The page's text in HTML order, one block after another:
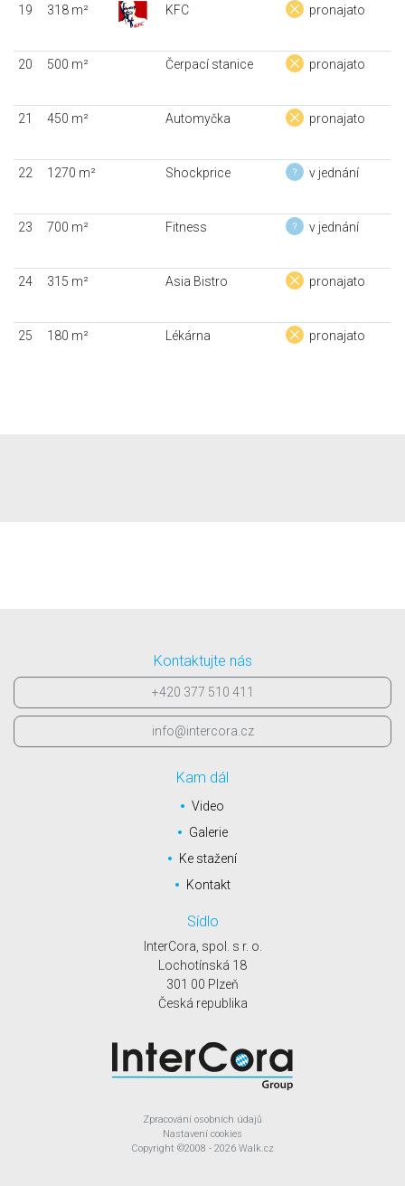
19 318 m² KFC pronajato
20 500 m² Čerpací stanice pronajato
21 450 m² Automyčka pronajato
22 1270 m² Shockprice v jednání
23 700 m² Fitness v jednání
24 315 m² Asia Bistro pronajato
25 180 m² Lékárna pronajato
Kontaktujte nás
+420 377 510 411
info@intercora.cz
Kam dál
Video
Galerie
Ke stažení
Kontakt
Sídlo
InterCora, spol. s r. o.
Lochotínská 18
301 00 Plzeň
Česká republika
Zpracování osobních údajů
Nastavení cookies
Copyright ©2008 - 2026 Walk.cz